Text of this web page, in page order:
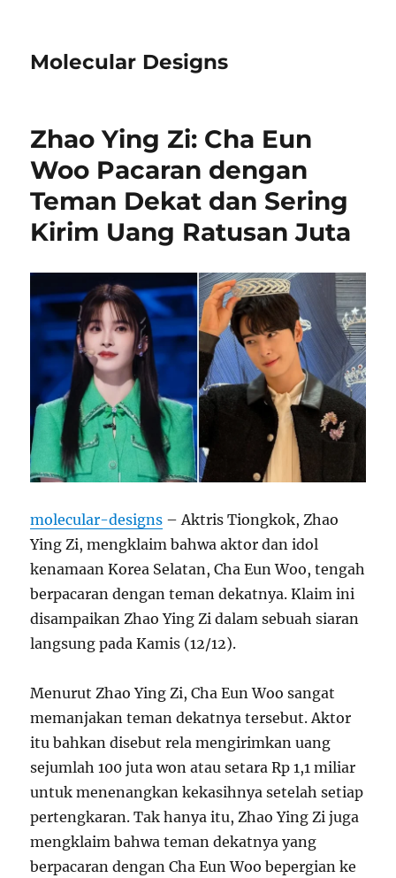
Molecular Designs
Zhao Ying Zi: Cha Eun
Woo Pacaran dengan
Teman Dekat dan Sering
Kirim Uang Ratusan Juta
molecular-designs – Aktris Tiongkok, Zhao
Ying Zi, mengklaim bahwa aktor dan idol
kenamaan Korea Selatan, Cha Eun Woo, tengah
berpacaran dengan teman dekatnya. Klaim ini
disampaikan Zhao Ying Zi dalam sebuah siaran
langsung pada Kamis (12/12).
Menurut Zhao Ying Zi, Cha Eun Woo sangat
memanjakan teman dekatnya tersebut. Aktor
itu bahkan disebut rela mengirimkan uang
sejumlah 100 juta won atau setara Rp 1,1 miliar
untuk menenangkan kekasihnya setelah setiap
pertengkaran. Tak hanya itu, Zhao Ying Zi juga
mengklaim bahwa teman dekatnya yang
berpacaran dengan Cha Eun Woo bepergian ke